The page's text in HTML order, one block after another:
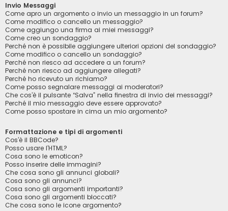
Invio Messaggi
Come apro un argomento o invio un messaggio in un forum?
Come modifico o cancello un messaggio?
Come aggiungo una firma ai miei messaggi?
Come creo un sondaggio?
Perché non è possibile aggiungere ulteriori opzioni del sondaggio?
Come modifico o cancello un sondaggio?
Perché non riesco ad accedere a un forum?
Perché non riesco ad aggiungere allegati?
Perché ho ricevuto un richiamo?
Come posso segnalare messaggi ai moderatori?
Che cos’è il pulsante “Salva” nella finestra di invio dei messaggi?
Perché il mio messaggio deve essere approvato?
Come posso spostare in cima un mio argomento?
Formattazione e tipi di argomenti
Cos’è il BBCode?
Posso usare l’HTML?
Cosa sono le emoticon?
Posso inserire delle immagini?
Che cosa sono gli annunci globali?
Cosa sono gli annunci?
Cosa sono gli argomenti importanti?
Cosa sono gli argomenti bloccati?
Che cosa sono le icone argomento?